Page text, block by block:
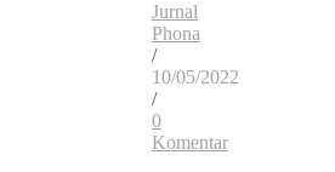
Jurnal
Phona
/
10/05/2022
/
0
Komentar